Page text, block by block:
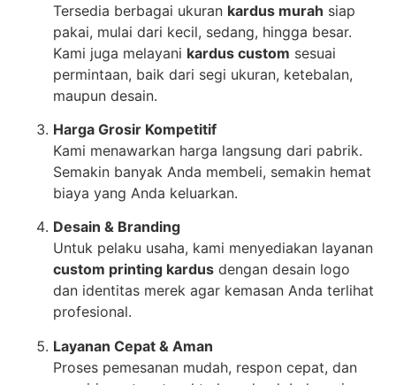
Tersedia berbagai ukuran kardus murah siap
pakai, mulai dari kecil, sedang, hingga besar.
Kami juga melayani kardus custom sesuai
permintaan, baik dari segi ukuran, ketebalan,
maupun desain.
Harga Grosir Kompetitif
Kami menawarkan harga langsung dari pabrik.
Semakin banyak Anda membeli, semakin hemat
biaya yang Anda keluarkan.
Desain & Branding
Untuk pelaku usaha, kami menyediakan layanan
custom printing kardus dengan desain logo
dan identitas merek agar kemasan Anda terlihat
profesional.
Layanan Cepat & Aman
Proses pemesanan mudah, respon cepat, dan